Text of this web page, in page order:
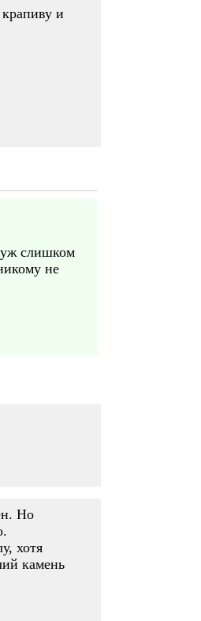
и
уж слишком
не
Но
хотя
камень